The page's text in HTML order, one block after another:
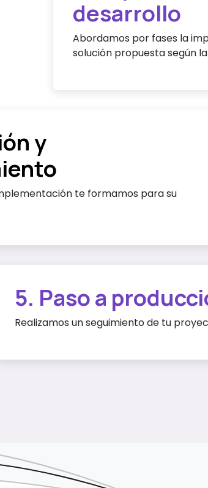
desarrollo
Abordamos por fases la
solución propuesta según
y
te formamos para su
5. Paso a
Realizamos un seguimiento de tu